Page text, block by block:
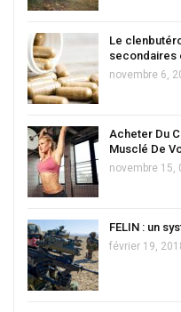
Le
secondaires
novembre 6,
Acheter Du
Musclé De
novembre 15,
FELIN : un
février 19,